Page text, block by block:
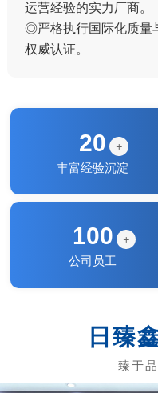
运营经验的实力厂商。
◎严格执行国际化质量
权威认证。
20
+
丰富经验沉淀
100
+
公司员工